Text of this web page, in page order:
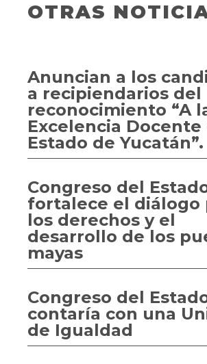
OTRAS
Anuncian a los
a recipiendarios del
reconocimiento “A
Excelencia Docente
Estado de Yucatán”.
Congreso del
fortalece el diálogo
los derechos y el
desarrollo de los
mayas
Congreso del
contaría con una
de Igualdad